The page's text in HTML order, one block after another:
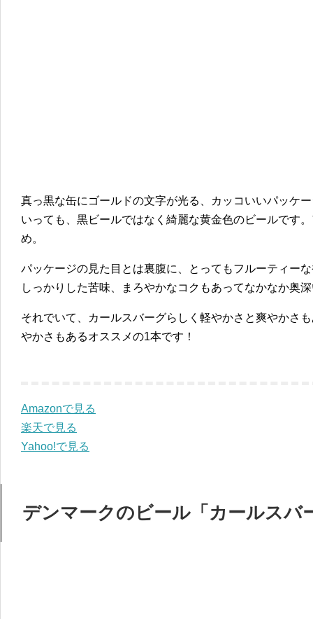
真っ黒な缶にゴールドの文字が光る、カッコいいパッケ
いっても、黒ビールではなく綺麗な黄金色のビールです
め。
パッケージの見た目とは裏腹に、とってもフルーティー
しっかりした苦味、まろやかなコクもあってなかなか奥
それでいて、カールスバーグらしく軽やかさと爽やかさ
やかさもあるオススメの1本です！
Amazonで見る
楽天で見る
Yahoo!で見る
デンマークのビール「カールスバ